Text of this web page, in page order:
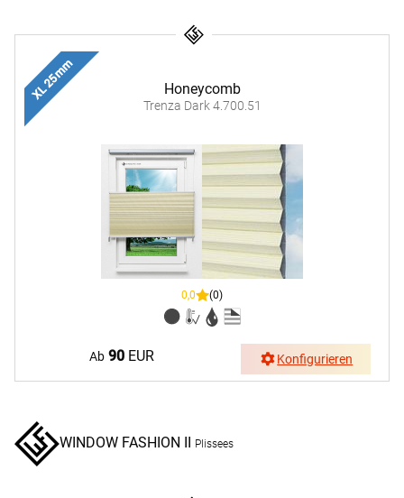
Honeycomb
Trenza Dark 4.700.51
XL 25 mm
0,0 (0)
Ab 90 EUR Konfigurieren
WINDOW FASHION II Plissees